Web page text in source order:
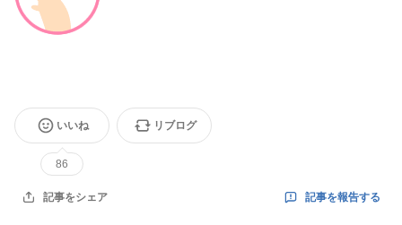
いいね
86
リブログ
記事をシェア 記事を報告する